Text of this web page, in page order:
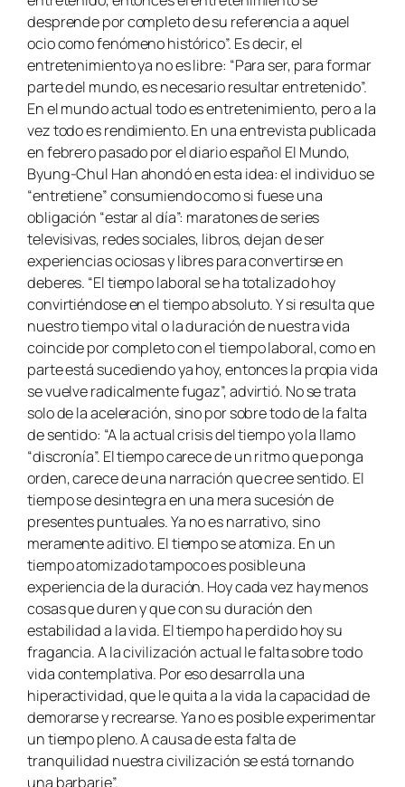
desprende por completo de su referencia a aquel
ocio como fenómeno histórico”. Es decir, el
entretenimiento ya no es libre: “Para ser, para formar
parte del mundo, es necesario resultar entretenido”.
En el mundo actual todo es entretenimiento, pero a la
vez todo es rendimiento. En una entrevista publicada
en febrero pasado por el diario español El Mundo,
Byung-Chul Han ahondó en esta idea: el individuo se
“entretiene” consumiendo como si fuese una
obligación “estar al día”: maratones de series
televisivas, redes sociales, libros, dejan de ser
experiencias ociosas y libres para convertirse en
deberes. “El tiempo laboral se ha totalizado hoy
convirtiéndose en el tiempo absoluto. Y si resulta que
nuestro tiempo vital o la duración de nuestra vida
coincide por completo con el tiempo laboral, como en
parte está sucediendo ya hoy, entonces la propia vida
se vuelve radicalmente fugaz”, advirtió. No se trata
solo de la aceleración, sino por sobre todo de la falta
de sentido: “A la actual crisis del tiempo yo la llamo
“discronía”. El tiempo carece de un ritmo que ponga
orden, carece de una narración que cree sentido. El
tiempo se desintegra en una mera sucesión de
presentes puntuales. Ya no es narrativo, sino
meramente aditivo. El tiempo se atomiza. En un
tiempo atomizado tampoco es posible una
experiencia de la duración. Hoy cada vez hay menos
cosas que duren y que con su duración den
estabilidad a la vida. El tiempo ha perdido hoy su
fragancia. A la civilización actual le falta sobre todo
vida contemplativa. Por eso desarrolla una
hiperactividad, que le quita a la vida la capacidad de
demorarse y recrearse. Ya no es posible experimentar
un tiempo pleno. A causa de esta falta de
tranquilidad nuestra civilización se está tornando
una barbarie”.